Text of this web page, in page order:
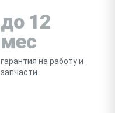
до 12
мес
гарантия на работу и
запчасти